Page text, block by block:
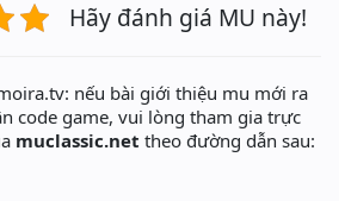
Hãy đánh giá MU này!
nếu bài giới thiệu mu mới ra
code game, vui lòng tham gia trực
muclassic.net theo đường dẫn sau: